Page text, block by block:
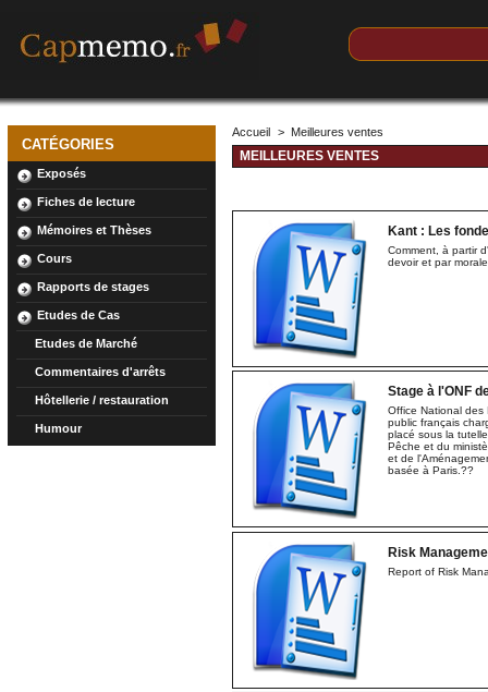
CATÉGORIES
Exposés
Fiches de lecture
Mémoires et Thèses
Cours
Rapports de stages
Etudes de Cas
Etudes de Marché
Commentaires d'arrêts
Hôtellerie / restauration
Humour
Accueil > Meilleures ventes
MEILLEURES VENTES
Kant : Les
Comment, à partir
devoir et par
Stage à l'ONF
Office National des
public français
placé sous la
Pêche et du
et de
basée à Paris.??
Risk
Report of Risk